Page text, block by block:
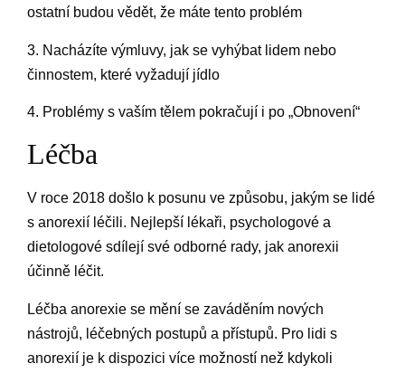
ostatní budou vědět, že máte tento problém
3. Nacházíte výmluvy, jak se vyhýbat lidem nebo
činnostem, které vyžadují jídlo
4. Problémy s vaším tělem pokračují i po „Obnovení“
Léčba
V roce 2018 došlo k posunu ve způsobu, jakým se lidé
s anorexií léčili. Nejlepší lékaři, psychologové a
dietologové sdílejí své odborné rady, jak anorexii
účinně léčit.
Léčba anorexie se mění se zaváděním nových
nástrojů, léčebných postupů a přístupů. Pro lidi s
anorexií je k dispozici více možností než kdykoli